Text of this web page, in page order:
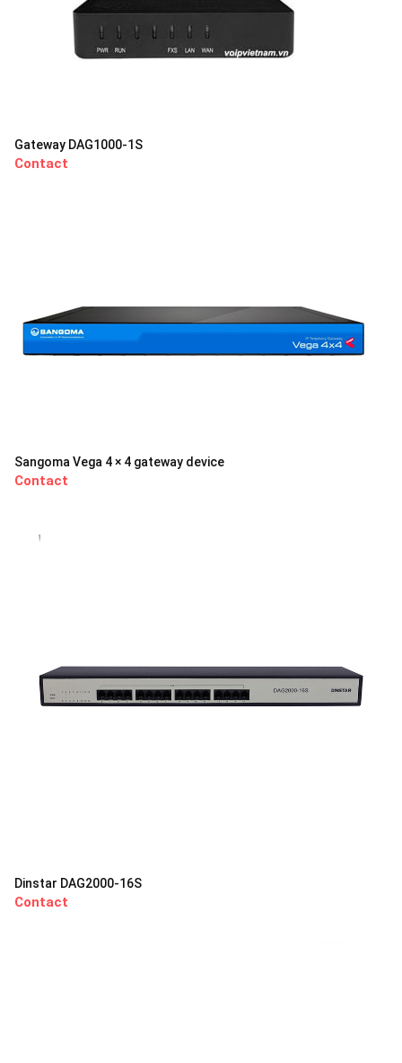
Gateway DAG1000-1S
Contact
Sangoma Vega 4 × 4 gateway device
Contact
Dinstar DAG2000-16S
Contact